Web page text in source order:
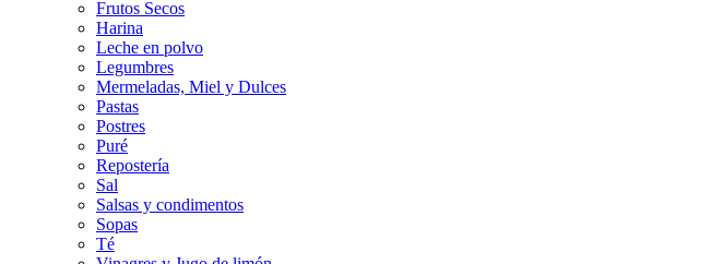
Frutos Secos
Harina
Leche en polvo
Legumbres
Mermeladas, Miel y Dulces
Pastas
Postres
Puré
Repostería
Sal
Salsas y condimentos
Sopas
Té